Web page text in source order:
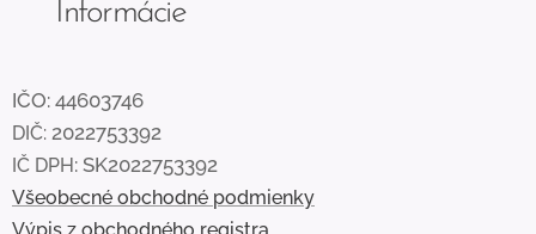
Informácie
IČO: 44603746
DIČ: 2022753392
IČ DPH : SK2022753392
Všeobecné obchodné podmienky